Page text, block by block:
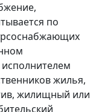
по
исполнителем
жилья,
жилищный или